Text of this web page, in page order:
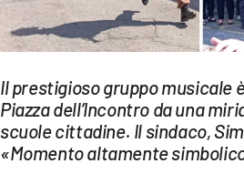
Streaming
LAC NETWORK
LAC ONAIR
Il prestigioso gruppo musicale
Piazza dell’Incontro da una
scuole cittadine. Il sindaco,
«Momento altamente